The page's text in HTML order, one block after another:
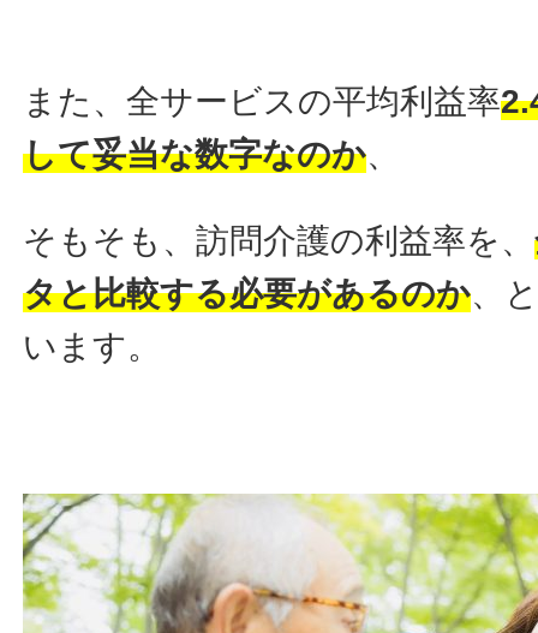
また、全サービスの平均利益率
して妥当な数字なのか、
そもそも、訪問介護の利益率を、
タと比較する必要があるのか、
います。